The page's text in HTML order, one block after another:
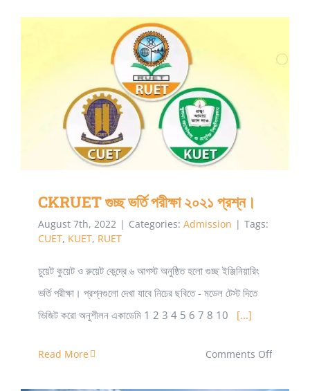
CKRUET গুচ্ছ ভর্তি পরীক্ষা ২০২১ প্রশ্ন।
CKRUET গুচ্ছ ভর্তি পরীক্ষা ২০২১ প্রশ্ন।
August 7th, 2022 | Categories: Admission | Tags:
CUET, KUET, RUET
চুয়েট কুয়েট ও রুয়েট কেন্দ্রে ৬ আগস্ট অনুষ্ঠিত হলো গুচ্ছ ইঞ্জিনিয়ারিং
ভর্তি পরীক্ষা। প্রশ্নগুলো দেখা যাবে নিচের ছবিতে - মডেল টেস্ট দিতে
ভিজিট করো অনুশীলন একাডেমি 1 2 3 4 5 6 7 8 10 [...]
Read More Comments Offon